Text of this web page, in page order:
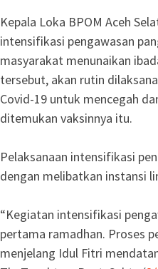
Kepala Loka BPOM Aceh
intensifikasi pengawasan
masyarakat menunaikan
tersebut, akan rutin
Covid-19 untuk mencegah
ditemukan vaksinnya itu.
Pelaksanaan intensifikasi
dengan melibatkan instansi
“Kegiatan intensifikasi
pertama ramadhan. Proses
menjelang Idul Fitri